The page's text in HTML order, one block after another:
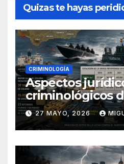
Quizas te hayas
CRIMINOLOGÍA
Aspectos
criminológicos
lucha contra el
en el sur de
27 MAYO, 2026